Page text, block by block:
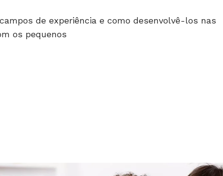
de experiência e como desenvolvê-los nas
os pequenos